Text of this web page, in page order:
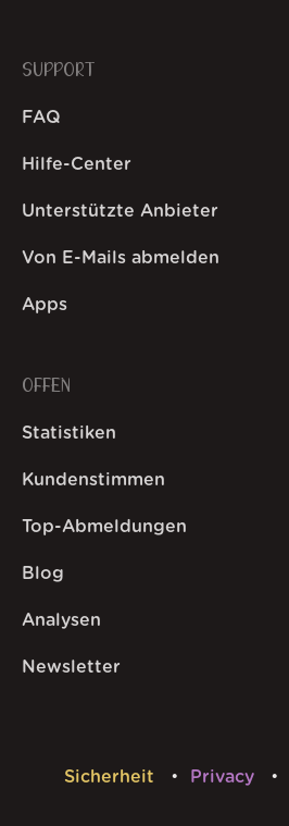
SUPPORT
FAQ
Hilfe-Center
Unterstützte Anbieter
Von E-Mails abmelden
Apps
OFFEN
Statistiken
Kundenstimmen
Top-Abmeldungen
Blog
Analysen
Newsletter
Sicherheit Privacy